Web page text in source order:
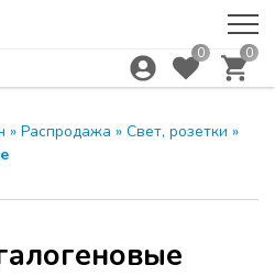
0 0
» Распродажа » Свет, розетки »